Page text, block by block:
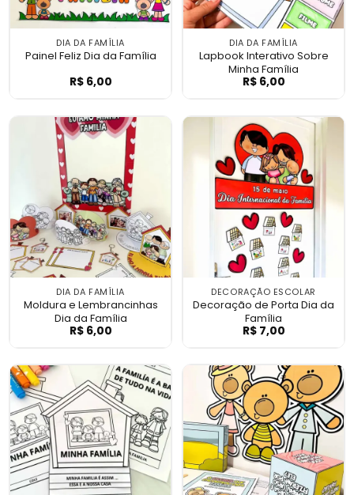
DIA DA FAMÍLIA
Painel Feliz Dia da Família
Painel Feliz Dia da Família
R$6,00
DIA DA FAMÍLIA
Lapbook Interativo Sobre
Minha Família
Lapbook
R$6,00
DIA DA FAMÍLIA
Moldura e Lembrancinhas
Dia da Família
Moldura e Lembrancinhas Dia da Família
R$6,00
DECORAÇÃO ESCOLAR
Decoração de Porta Dia da
Família
Decoração de
R$7,00